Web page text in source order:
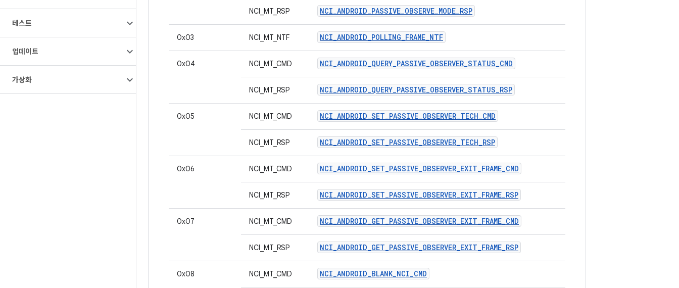
테스트
업데이트
가상화
NCI_MT_RSP NCI_ANDROID_PASSIVE_OBSERVE_MODE_RSP
0x03 NCI_MT_NTF NCI_ANDROID_POLLING_FRAME_NTF
0x04 NCI_MT_CMD NCI_ANDROID_QUERY_PASSIVE_OBSERVER_STATUS_CMD
NCI_MT_RSP NCI_ANDROID_QUERY_PASSIVE_OBSERVER_STATUS_RSP
0x05 NCI_MT_CMD NCI_ANDROID_SET_PASSIVE_OBSERVER_TECH_CMD
NCI_MT_RSP NCI_ANDROID_SET_PASSIVE_OBSERVER_TECH_RSP
0x06 NCI_MT_CMD NCI_ANDROID_SET_PASSIVE_OBSERVER_EXIT_FRAME_CMD
NCI_MT_RSP NCI_ANDROID_SET_PASSIVE_OBSERVER_EXIT_FRAME_RSP
0x07 NCI_MT_CMD NCI_ANDROID_GET_PASSIVE_OBSERVER_EXIT_FRAME_CMD
NCI_MT_RSP NCI_ANDROID_GET_PASSIVE_OBSERVER_EXIT_FRAME_RSP
0x08 NCI_MT_CMD NCI_ANDROID_BLANK_NCI_CMD